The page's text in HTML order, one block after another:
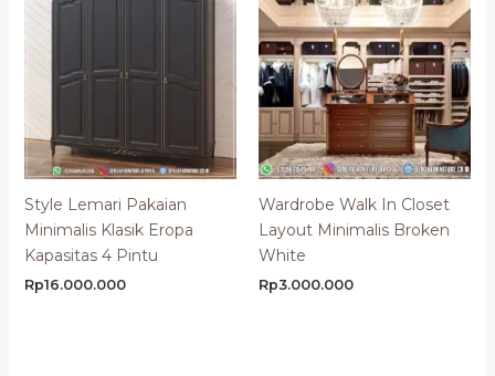
Style Lemari Pakaian
Minimalis Klasik Eropa
Kapasitas 4 Pintu
Rp16.000.000
Wardrobe Walk In Closet
Layout Minimalis Broken
White
Rp3.000.000